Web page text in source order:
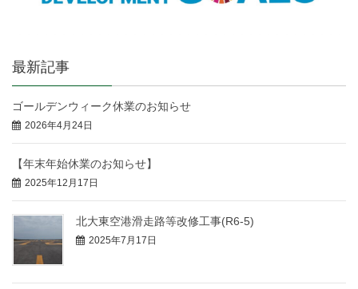
最新記事
ゴールデンウィーク休業のお知らせ
2026年4月24日
【年末年始休業のお知らせ】
2025年12月17日
北大東空港滑走路等改修工事(R6-5)
2025年7月17日